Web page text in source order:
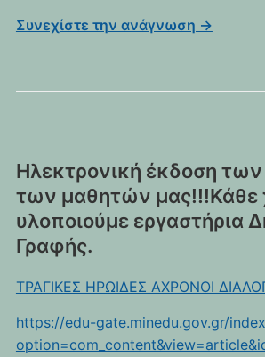
Ηλεκτρονική έκδοση των
των μαθητών μας!!!Κάθε
υλοποιούμε εργαστήρια
Γραφής.
ΤΡΑΓΙΚΕΣ ΗΡΩΙΔΕΣ ΑΧΡΟΝΟΙ
https://edu-gate.minedu.gov.gr/
Συνεχίστε την ανάγνωση →